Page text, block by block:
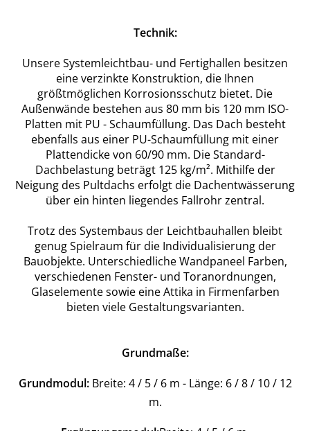
Technik:
Unsere Systemleichtbau- und Fertighallen besitzen
eine verzinkte Konstruktion, die Ihnen
größtmöglichen Korrosionsschutz bietet. Die
Außenwände bestehen aus 80 mm bis 120 mm ISO-
Platten mit PU - Schaumfüllung. Das Dach besteht
ebenfalls aus einer PU-Schaumfüllung mit einer
Plattendicke von 60/90 mm. Die Standard-
Dachbelastung beträgt 125 kg/m². Mithilfe der
Neigung des Pultdachs erfolgt die Dachentwässerung
über ein hinten liegendes Fallrohr zentral.
Trotz des Systembaus der Leichtbauhallen bleibt
genug Spielraum für die Individualisierung der
Bauobjekte. Unterschiedliche Wandpaneel Farben,
verschiedenen Fenster- und Toranordnungen,
Glaselemente sowie eine Attika in Firmenfarben
bieten viele Gestaltungsvarianten.
Grundmaße:
Grundmodul: Breite: 4 / 5 / 6 m - Länge: 6 / 8 / 10 / 12
m.